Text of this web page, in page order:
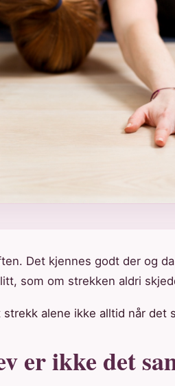
Det kjennes godt der og
som om strekken aldri
alene ikke alltid når det
er ikke det